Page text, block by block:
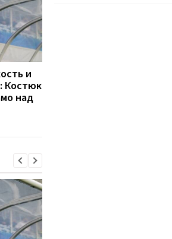
и
Костюк
над